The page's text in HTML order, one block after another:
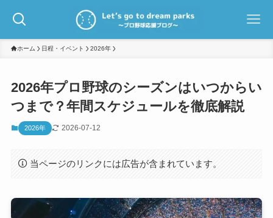
ホーム 日程・イベント 2026年
2026年プロ野球のシーズンはいつからい
つまで？年間スケジュールを徹底解説
2026年 2026-07-12
当ページのリンクには広告が含まれています。